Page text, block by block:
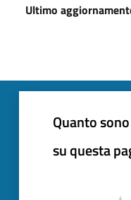
Ultimo
Quanto
su questa